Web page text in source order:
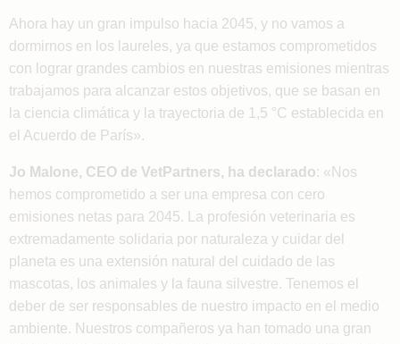
Ahora hay un gran impulso hacia 2045, y no vamos a
dormirnos en los laureles, ya que estamos comprometidos
con lograr grandes cambios en nuestras emisiones mientras
trabajamos para alcanzar estos objetivos, que se basan en
la ciencia climática y la trayectoria de 1,5 °C establecida en
el Acuerdo de París».
Jo Malone, CEO de VetPartners, ha declarado: «Nos
hemos comprometido a ser una empresa con cero
emisiones netas para 2045. La profesión veterinaria es
extremadamente solidaria por naturaleza y cuidar del
planeta es una extensión natural del cuidado de las
mascotas, los animales y la fauna silvestre. Tenemos el
deber de ser responsables de nuestro impacto en el medio
ambiente. Nuestros compañeros ya han tomado una gran